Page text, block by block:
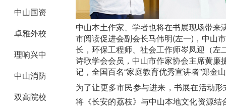
中山国资
卓雅外校
理响兴中
中山消防
双高院校
中山本土作家、学者也将在书展现场带
市阅读促进会副会长马伟明(左一)，中山
长，环保工程师、社会工作师岑凤迎（
诗歌学会会员，中山市作家协会主席黄
记，全国百名“家庭教育优秀宣讲者”郑金
为了让更多市民参与进来，书展在活动
将《长安的荔枝》与中山本地文化资源